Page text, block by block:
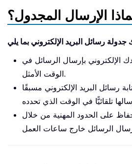
الإرسال المجدول؟
الإلكتروني بإرسال الرسائل في
الوقت الأمثل.
رسائل البريد الإلكتروني مسبقًا
على الحدود المهنية من خلال